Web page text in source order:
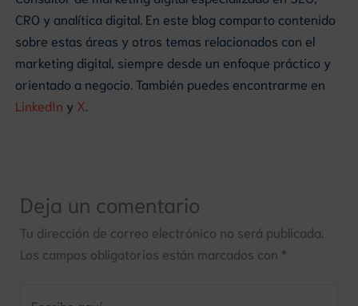
CRO y analítica digital. En este blog comparto contenido
sobre estas áreas y otros temas relacionados con el
marketing digital, siempre desde un enfoque práctico y
orientado a negocio. También puedes encontrarme en
LinkedIn y X.
Deja un comentario
Tu dirección de correo electrónico no será publicada.
Los campos obligatorios están marcados con *